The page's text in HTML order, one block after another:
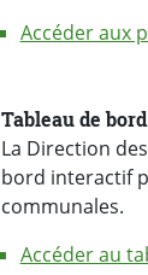
Accéder aux
Tableau de
La Direction
bord interactif
communales.
Accéder au